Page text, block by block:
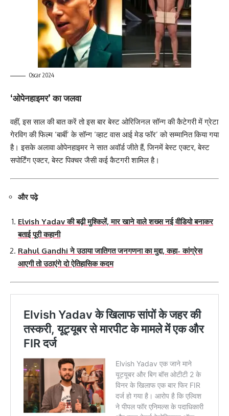
Oscar 2024
‘ओपेनहाइमर’ का जलवा
वहीं, इस साल की बात करें तो इस बार बेस्ट ओरिजिनल सॉन्ग की कैटेगरी में ग्रेटा
गेरविग की फिल्म ‘बार्बी’ के सॉन्ग ‘व्हाट वास आई मेड फॉर’ को सम्मानित किया गया
है। इसके अलावा ओपेनहाइमर ने सात अवॉर्ड जीते हैं, जिनमें बेस्ट एक्टर, बेस्ट
सपोर्टिंग एक्टर, बेस्ट पिक्चर जैसी कई कैटगरी शामिल है।
और पढ़े
Elvish Yadav की बढ़ी मुश्किलें, मार खाने वाले शख्स नई वीडियो बनाकर
बताई पूरी कहानी
Rahul Gandhi ने उठाया जातिगत जनगणना का मुद्दा, कहा- कांग्रेस
आएगी तो उठाएंगे दो ऐतिहासिक कदम